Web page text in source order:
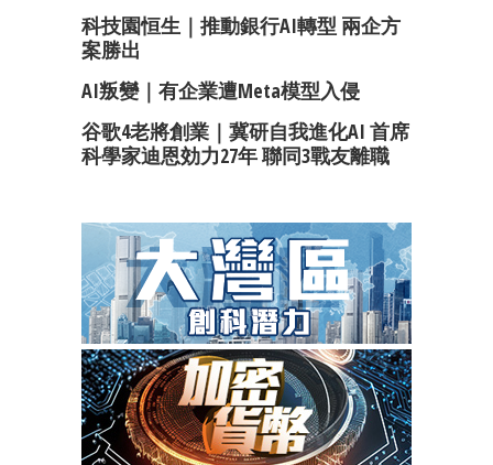
科技園恒生｜推動銀行AI轉型 兩企方
案勝出
AI叛變｜有企業遭Meta模型入侵
谷歌4老將創業｜冀研自我進化AI 首席
科學家迪恩効力27年 聯同3戰友離職